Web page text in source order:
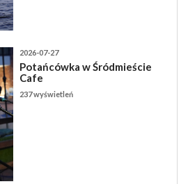
2026-07-27
Potańcówka w Śródmieście
Cafe
237 wyświetleń